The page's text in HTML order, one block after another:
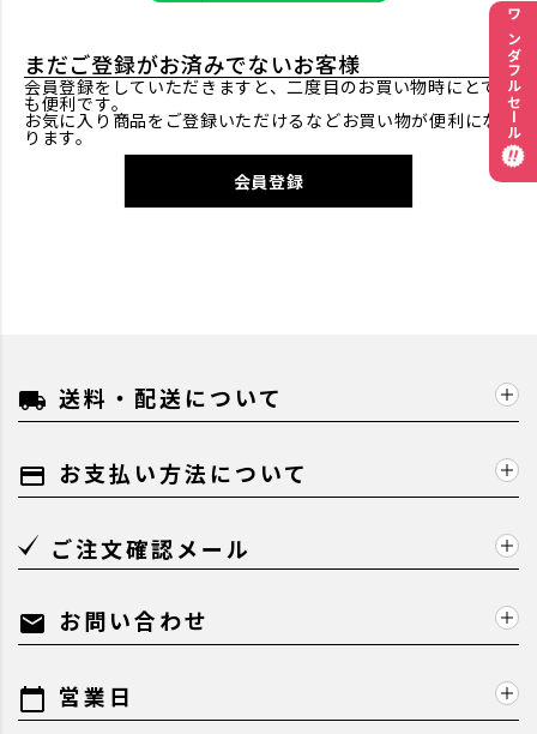
まだご登録がお済みでないお客様
会員登録をしていただきますと、二度目のお買い物時にとて
も便利です。
お気に入り商品をご登録いただけるなどお買い物が便利にな
ります。
会員登録
local_shipping 送料・配送について
payment お支払い方法について
ご注文確認メール
mail お問い合わせ
calendar_today 営業日
ワンダフルセール